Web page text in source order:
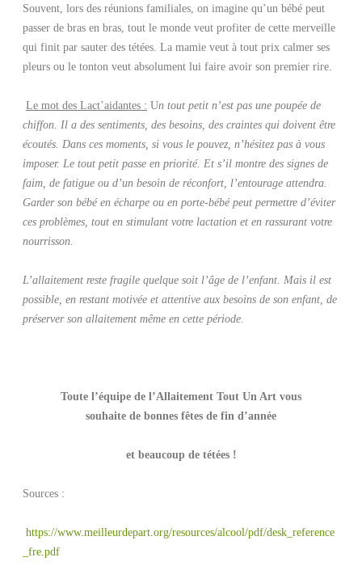
Souvent, lors des réunions familiales, on imagine qu’un bébé peut
passer de bras en bras, tout le monde veut profiter de cette merveille
qui finit par sauter des tétées. La mamie veut à tout prix calmer ses
pleurs ou le tonton veut absolument lui faire avoir son premier rire.
Le mot des Lact’aidantes : Un tout petit n’est pas une poupée de
chiffon. Il a des sentiments, des besoins, des craintes qui doivent être
écoutés. Dans ces moments, si vous le pouvez, n’hésitez pas à vous
imposer. Le tout petit passe en priorité. Et s’il montre des signes de
faim, de fatigue ou d’un besoin de réconfort, l’entourage attendra.
Garder son bébé en écharpe ou en porte-bébé peut permettre d’éviter
ces problèmes, tout en stimulant votre lactation et en rassurant votre
nourrisson.
L’allaitement reste fragile quelque soit l’âge de l’enfant. Mais il est
possible, en restant motivée et attentive aux besoins de son enfant, de
préserver son allaitement même en cette période.
Toute l’équipe de l’Allaitement Tout Un Art vous
souhaite de bonnes fêtes de fin d’année
et beaucoup de tétées !
Sources :
https://www.meilleurdepart.org/resources/alcool/pdf/desk_reference
_fre.pdf